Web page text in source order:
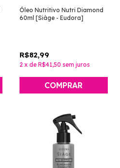
Óleo Nutritivo Nutri Diamond
60ml [Siàge - Eudora]
R$82,99
2 x de R$41,50 sem juros